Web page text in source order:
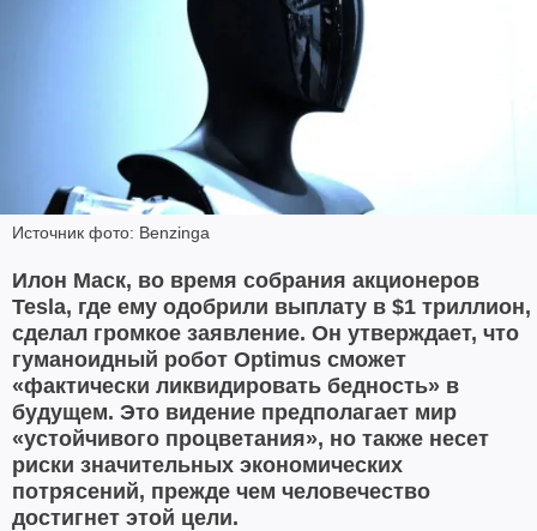
Источник фото: Benzinga
Илон Маск, во время собрания акционеров
Tesla, где ему одобрили выплату в $1 триллион,
сделал громкое заявление. Он утверждает, что
гуманоидный робот Optimus сможет
«фактически ликвидировать бедность» в
будущем. Это видение предполагает мир
«устойчивого процветания», но также несет
риски значительных экономических
потрясений, прежде чем человечество
достигнет этой цели.